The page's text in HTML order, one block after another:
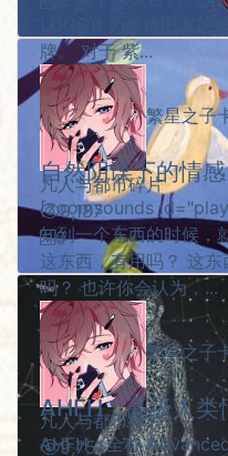
LOGO作为装饰图案的
牌。 对于 紫...
繁星之子
凡人与都市碎片
9,187
0
自然阴谋下的情感
[zoomsounds
知到一个东西的时候，
这东西，有用吗？ 这
吗？ 也许你会认为，...
繁星之子
凡人与都市碎片
9,751
AHFH：高级人类
AHFH，全称